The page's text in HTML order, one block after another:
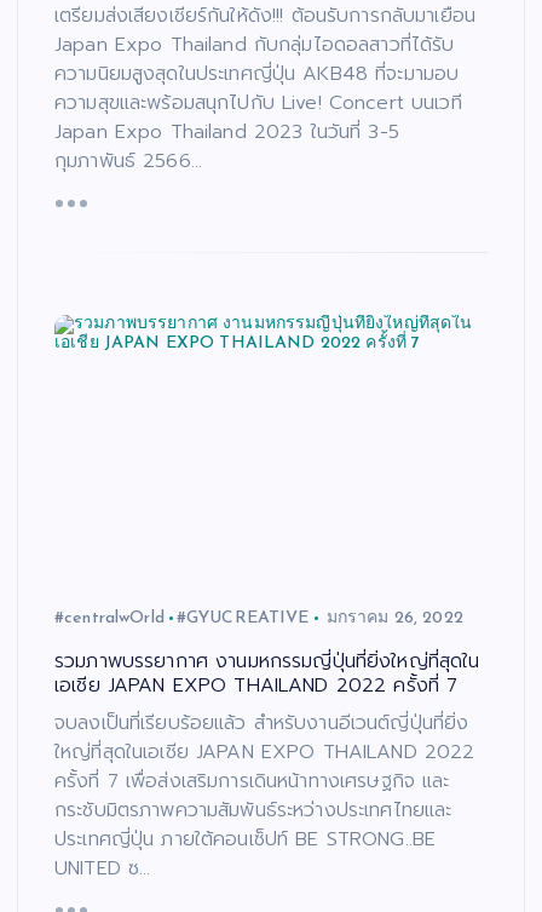
เตรียมส่งเสียงเชียร์กันให้ดัง!!! ต้อนรับการกลับมาเยือน
Japan Expo Thailand กับกลุ่มไอดอลสาวที่ได้รับ
ความนิยมสูงสุดในประเทศญี่ปุ่น AKB48 ที่จะมามอบ
ความสุขและพร้อมสนุกไปกับ Live! Concert บนเวที
Japan Expo Thailand 2023 ในวันที่ 3-5
กุมภาพันธ์ 2566…
#centralwOrld #GYUCREATIVE มกราคม 26, 2022
รวมภาพบรรยากาศ งานมหกรรมญี่ปุ่นที่ยิ่งใหญ่ที่สุดใน
เอเชีย JAPAN EXPO THAILAND 2022 ครั้งที่ 7
จบลงเป็นที่เรียบร้อยแล้ว สำหรับงานอีเวนต์ญี่ปุ่นที่ยิ่ง
ใหญ่ที่สุดในเอเชีย JAPAN EXPO THAILAND 2022
ครั้งที่ 7 เพื่อส่งเสริมการเดินหน้าทางเศรษฐกิจ และ
กระชับมิตรภาพความสัมพันธ์ระหว่างประเทศไทยและ
ประเทศญี่ปุ่น ภายใต้คอนเซ็ปท์ BE STRONG..BE
UNITED ซ…